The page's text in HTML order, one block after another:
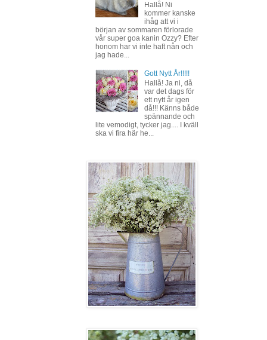
Hallå! Ni
kommer kanske
ihåg att vi i
början av sommaren förlorade
vår super goa kanin Ozzy? Efter
honom har vi inte haft nån och
jag hade...
Gott Nytt År!!!!!
Hallå! Ja ni, då
var det dags för
ett nytt år igen
då!!! Känns både
spännande och
lite vemodigt, tycker jag.... I kväll
ska vi fira här he...